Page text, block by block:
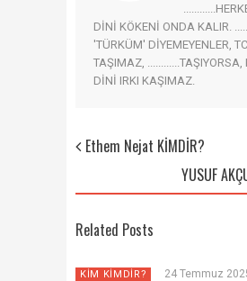
DİNİ KÖKENİ ONDA KALIR.
'TÜRKÜM' DİYEMEYENLER,
TAŞIMAZ, ............TAŞIYORSA,
DİNİ IRKI KAŞIMAZ.
Ethem Nejat KİMDİR?
YUSUF
Related Posts
KİM KİMDİR? 24 Temmuz